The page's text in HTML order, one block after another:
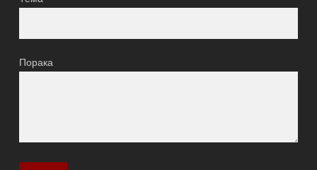
Порака